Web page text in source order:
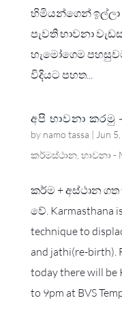
හිමියන්ගෙන් ඉල්ලා
පැවති භාවනා
හැමෝගෙම
විදියට පහත...
අපි භාවනා කරමු
by namo tassa | Jun
කර්මස්ථාන, භාවනා -
කර්ම + අස්ථාන
වේ. Karmasthana
technique to
and jathi(re-birth).
today there will be
to 9pm at BVS